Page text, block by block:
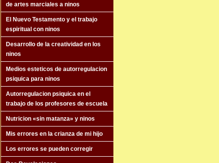
de artes marciales a ninos
El Nuevo Testamento y el trabajo
espiritual con ninos
Desarrollo de la creatividad en los
ninos
Medios esteticos de autorregulacion
psiquica para ninos
Autorregulacion psiquica en el
trabajo de los profesores de escuela
Nutricion «sin matanza» y ninos
Mis errores en la crianza de mi hijo
Los errores se pueden corregir